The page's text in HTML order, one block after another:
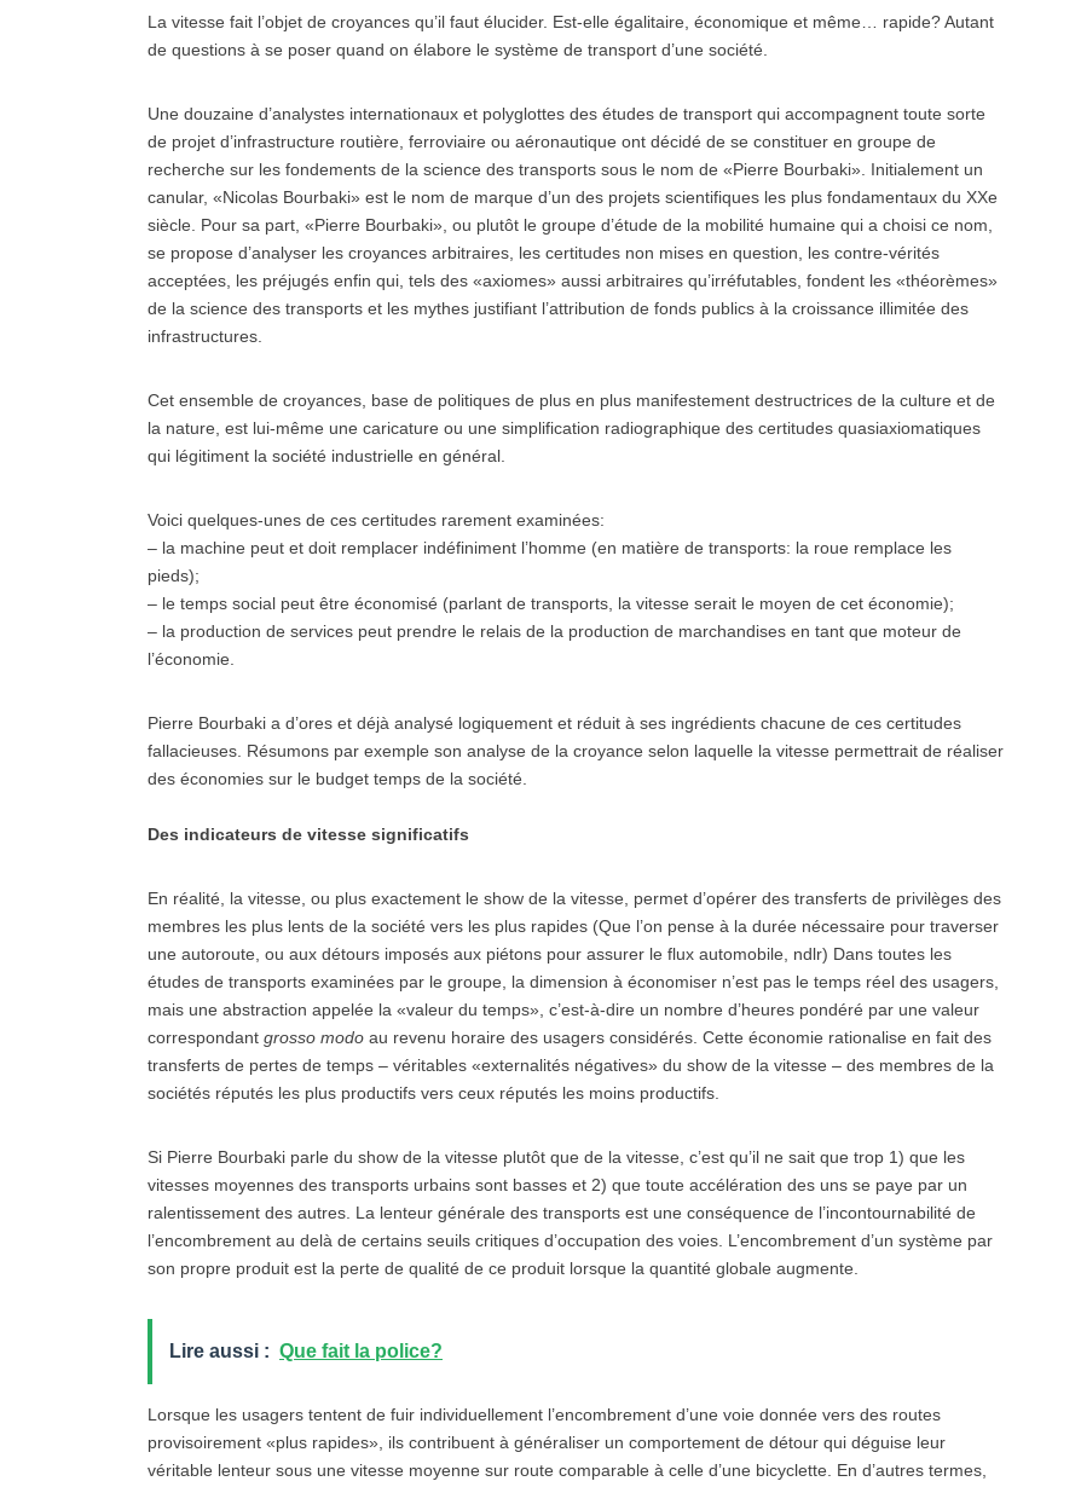
La vitesse fait l’objet de croyances qu’il faut élucider. Est-elle égalitaire, économique et même… rapide? Autant
de questions à se poser quand on élabore le système de transport d’une société.
Une douzaine d’analystes internationaux et polyglottes des études de transport qui accompagnent toute sorte
de projet d’infrastructure routière, ferroviaire ou aéronautique ont décidé de se constituer en groupe de
recherche sur les fondements de la science des transports sous le nom de «Pierre Bourbaki». Initialement un
canular, «Nicolas Bourbaki» est le nom de marque d’un des projets scientifiques les plus fondamentaux du XXe
siècle. Pour sa part, «Pierre Bourbaki», ou plutôt le groupe d’étude de la mobilité humaine qui a choisi ce nom,
se propose d’analyser les croyances arbitraires, les certitudes non mises en question, les contre-vérités
acceptées, les préjugés enfin qui, tels des «axiomes» aussi arbitraires qu’irréfutables, fondent les «théorèmes»
de la science des transports et les mythes justifiant l’attribution de fonds publics à la croissance illimitée des
infrastructures.
Cet ensemble de croyances, base de politiques de plus en plus manifestement destructrices de la culture et de
la nature, est lui-même une caricature ou une simplification radiographique des certitudes quasiaxiomatiques
qui légitiment la société industrielle en général.
Voici quelques-unes de ces certitudes rarement examinées:
– la machine peut et doit remplacer indéfiniment l’homme (en matière de transports: la roue remplace les
pieds);
– le temps social peut être économisé (parlant de transports, la vitesse serait le moyen de cet économie);
– la production de services peut prendre le relais de la production de marchandises en tant que moteur de
l’économie.
Pierre Bourbaki a d’ores et déjà analysé logiquement et réduit à ses ingrédients chacune de ces certitudes
fallacieuses. Résumons par exemple son analyse de la croyance selon laquelle la vitesse permettrait de réaliser
des économies sur le budget temps de la société.
Des indicateurs de vitesse significatifs
En réalité, la vitesse, ou plus exactement le show de la vitesse, permet d’opérer des transferts de privilèges des
membres les plus lents de la société vers les plus rapides (Que l’on pense à la durée nécessaire pour traverser
une autoroute, ou aux détours imposés aux piétons pour assurer le flux automobile, ndlr) Dans toutes les
études de transports examinées par le groupe, la dimension à économiser n’est pas le temps réel des usagers,
mais une abstraction appelée la «valeur du temps», c’est-à-dire un nombre d’heures pondéré par une valeur
correspondant grosso modo au revenu horaire des usagers considérés. Cette économie rationalise en fait des
transferts de pertes de temps – véritables «externalités négatives» du show de la vitesse – des membres de la
sociétés réputés les plus productifs vers ceux réputés les moins productifs.
Si Pierre Bourbaki parle du show de la vitesse plutôt que de la vitesse, c’est qu’il ne sait que trop 1) que les
vitesses moyennes des transports urbains sont basses et 2) que toute accélération des uns se paye par un
ralentissement des autres. La lenteur générale des transports est une conséquence de l’incontournabilité de
l’encombrement au delà de certains seuils critiques d’occupation des voies. L’encombrement d’un système par
son propre produit est la perte de qualité de ce produit lorsque la quantité globale augmente.
Lire aussi : Que fait la police?
Lorsque les usagers tentent de fuir individuellement l’encombrement d’une voie donnée vers des routes
provisoirement «plus rapides», ils contribuent à généraliser un comportement de détour qui déguise leur
véritable lenteur sous une vitesse moyenne sur route comparable à celle d’une bicyclette. En d’autres termes,